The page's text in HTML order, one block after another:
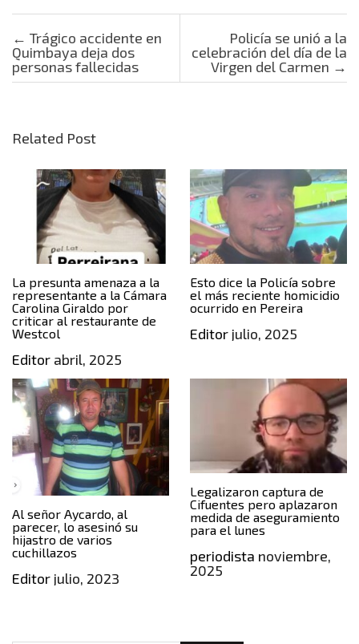
Post navigation
← Trágico accidente en
Quimbaya deja dos
personas fallecidas
Policía se unió a la
celebración del día de la
Virgen del Carmen →
Related Post
La presunta amenaza a la
representante a la Cámara
Carolina Giraldo por
criticar al restaurante de
Westcol
Editor abril, 2025
Esto dice la Policía sobre
el más reciente homicidio
ocurrido en Pereira
Editorjulio, 2025
Al señor Aycardo, al
parecer, lo asesinó su
hijastro de varios
cuchillazos
Editor julio, 2023
Legalizaron captura de
Cifuentes pero aplazaron
medida de aseguramiento
para el lunes
periodista noviembre,
2025